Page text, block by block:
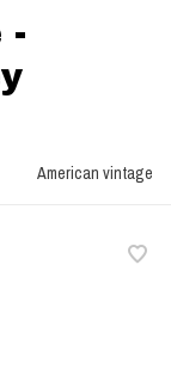
-
American vintage